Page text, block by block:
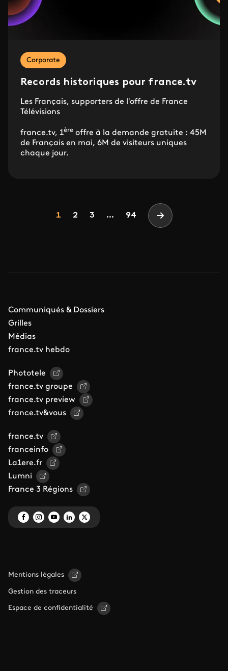
Corporate
Records historiques pour france.tv
Les Français, supporters de l'offre de France
Télévisions
france.tv, 1ère offre à la demande gratuite : 45M
de Français en mai, 6M de visiteurs uniques
chaque jour.
Page
1 Page
2 Page
3 ... 94 Page suivante
Communiqués & Dossiers
Grilles
Médias
france.tv hebdo
Phototele
france.tv groupe
france.tv preview
france.tv&vous
france.tv
franceinfo
La1ere.fr
Lumni
France 3 Régions
Mentions légales
Gestion des traceurs
Espace de confidentialité